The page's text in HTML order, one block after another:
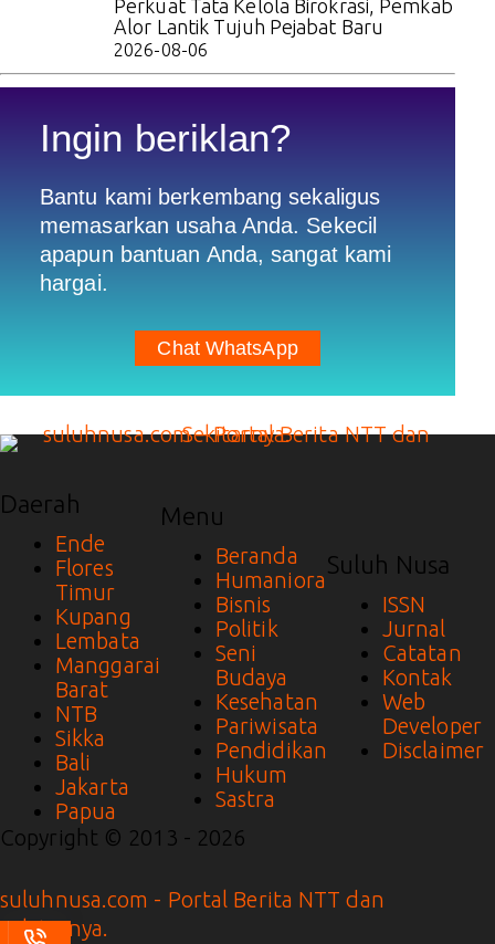
Perkuat Tata Kelola Birokrasi, Pemkab
Alor Lantik Tujuh Pejabat Baru
2026-08-06
Ingin beriklan?
Bantu kami berkembang sekaligus
memasarkan usaha Anda. Sekecil
apapun bantuan Anda, sangat kami
hargai.
Chat WhatsApp
Daerah
Ende
Flores
Timur
Kupang
Lembata
Manggarai
Barat
NTB
Sikka
Bali
Jakarta
Papua
Menu
Beranda
Humaniora
Bisnis
Politik
Seni
Budaya
Kesehatan
Pariwisata
Pendidikan
Hukum
Sastra
Suluh Nusa
ISSN
Jurnal
Catatan
Kontak
Web
Developer
Disclaimer
Copyright © 2013 - 2026
suluhnusa.com - Portal Berita NTT dan
Sekitarnya.